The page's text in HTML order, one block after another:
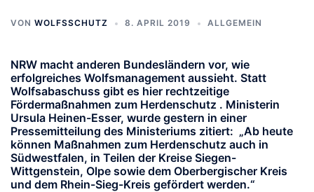
VON WOLFSSCHUTZ 8. APRIL 2019 ALLGEMEIN
NRW macht anderen Bundesländern vor, wie
erfolgreiches Wolfsmanagement aussieht. Statt
Wolfsabaschuss gibt es hier rechtzeitige
Fördermaßnahmen zum Herdenschutz . Ministerin
Ursula Heinen-Esser, wurde gestern in einer
Pressemitteilung des Ministeriums zitiert: „Ab heute
können Maßnahmen zum Herdenschutz auch in
Südwestfalen, in Teilen der Kreise Siegen-
Wittgenstein, Olpe sowie dem Oberbergischer Kreis
und dem Rhein-Sieg-Kreis gefördert werden.“